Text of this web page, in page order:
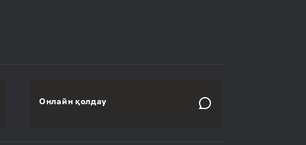
Онлайн қолдау